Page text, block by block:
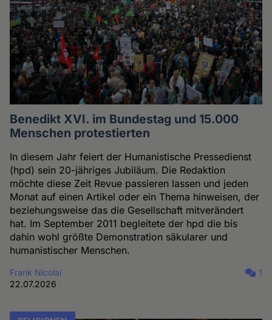
Benedikt XVI. im Bundestag und 15.000
Menschen protestierten
In diesem Jahr feiert der Humanistische Pressedienst
(hpd) sein 20-jähriges Jubiläum. Die Redaktion
möchte diese Zeit Revue passieren lassen und jeden
Monat auf einen Artikel oder ein Thema hinweisen, der
beziehungsweise das die Gesellschaft mitverändert
hat. Im September 2011 begleitete der hpd die bis
dahin wohl größte Demonstration säkularer und
humanistischer Menschen.
Frank Nicolai
22.07.2026
1